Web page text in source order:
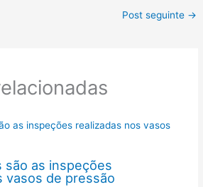
Post seguinte →
são as inspeções
vasos de pressão